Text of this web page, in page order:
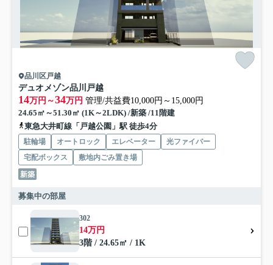
品川区戸越
デュオメゾン品川戸越
14万円～34万円 管理/共益費10,000円～15,000円
24.65㎡～51.30㎡ (1K～2LDK) /新築 /11階建
東急大井町線「戸越公園」駅 徒歩4分
駐輪場 オートロック エレベーター
光ファイバー
宅配ボックス
敷地内ごみ置き場
新築
募集中の部屋
302
14万円
3階 / 24.65㎡ / 1K